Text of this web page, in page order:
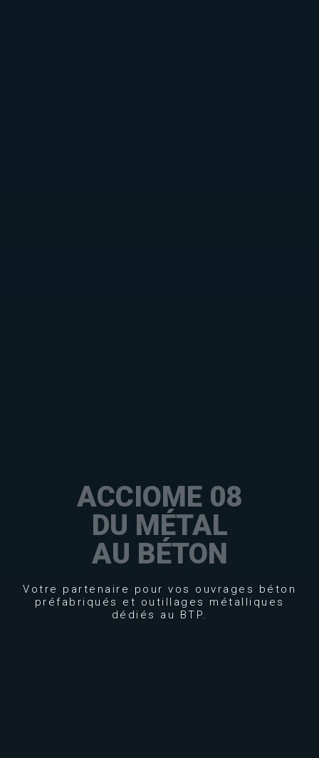
ACCIOME 08
DU MÉTAL
AU BÉTON
Votre partenaire pour vos ouvrages béton
préfabriqués et outillages métalliques
dédiés au BTP.